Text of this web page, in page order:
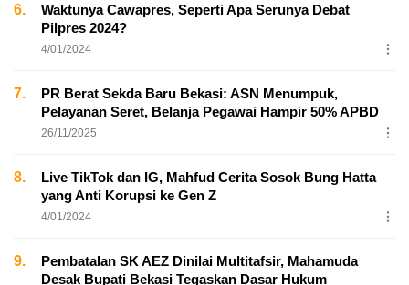
6.
Waktunya Cawapres, Seperti Apa Serunya Debat
Pilpres 2024?
4/01/2024
7.
PR Berat Sekda Baru Bekasi: ASN Menumpuk,
Pelayanan Seret, Belanja Pegawai Hampir 50% APBD
26/11/2025
8.
Live TikTok dan IG, Mahfud Cerita Sosok Bung Hatta
yang Anti Korupsi ke Gen Z
4/01/2024
9.
Pembatalan SK AEZ Dinilai Multitafsir, Mahamuda
Desak Bupati Bekasi Tegaskan Dasar Hukum